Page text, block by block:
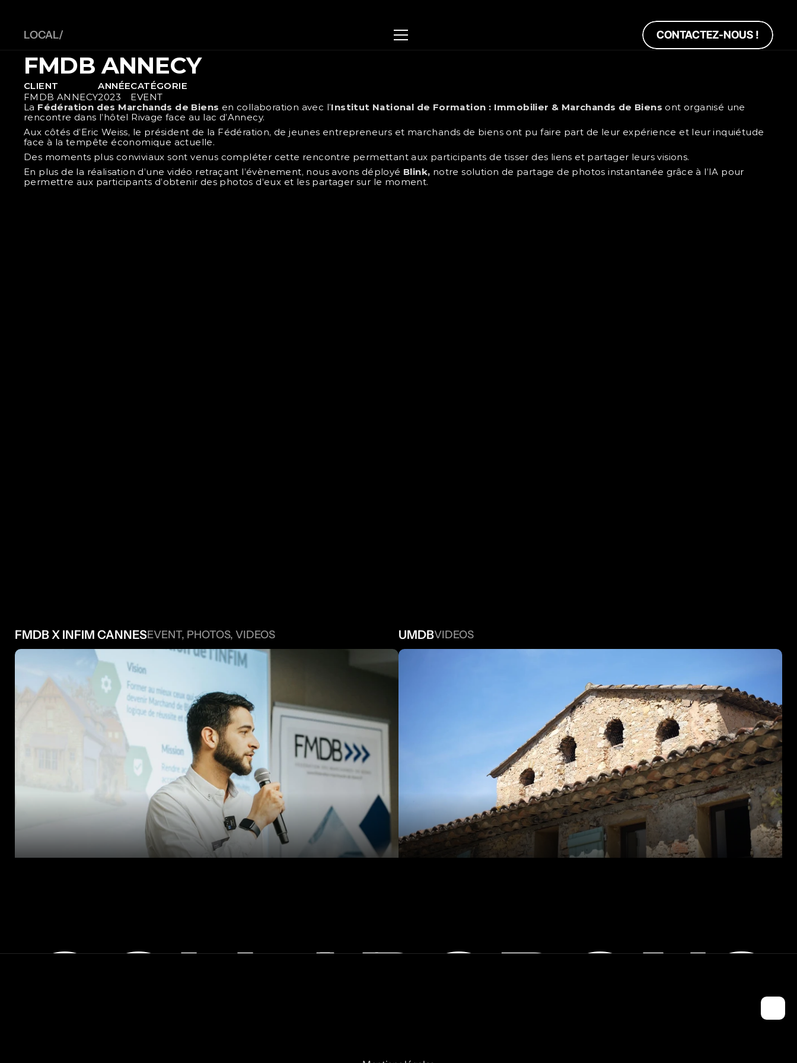
LOCAL/ CONTACTEZ-NOUS !
FMDB ANNECY
CLIENT
FMDB ANNECY
ANNÉE
2023
CATÉGORIE
EVENT
La Fédération des Marchands de Biens en collaboration avec l’Institut National de Formation : Immobilier & Marchands de Biens ont organisé une
rencontre dans l’hôtel Rivage face au lac d’Annecy.
Aux côtés d’Eric Weiss, le président de la Fédération, de jeunes entrepreneurs et marchands de biens ont pu faire part de leur expérience et leur inquiétude
face à la tempête économique actuelle.
Des moments plus conviviaux sont venus compléter cette rencontre permettant aux participants de tisser des liens et partager leurs visions.
En plus de la réalisation d’une vidéo retraçant l’évènement, nous avons déployé Blink, notre solution de partage de photos instantanée grâce à l’IA pour
permettre aux participants d’obtenir des photos d’eux et les partager sur le moment.
FMDB X INFIM CANNESEVENT, PHOTOS, VIDEOS UMDBVIDEOS
COLLABORONS